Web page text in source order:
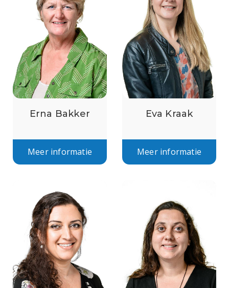
Erna Bakker
Meer informatie
Eva Kraak
Meer informatie